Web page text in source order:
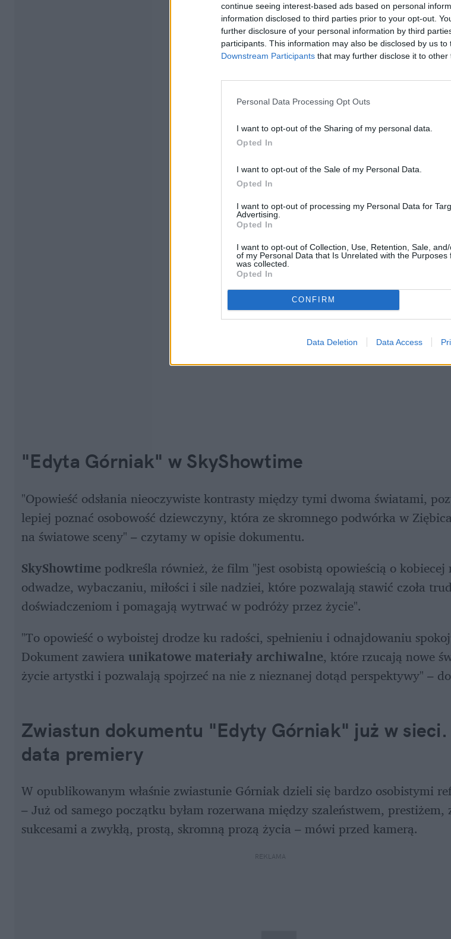
continue seeing interest-based ads based on personal
information disclosed to third parties prior to your opt-out.
further disclosure of your personal information by third
participants. This information may also be disclosed by us
Downstream Participants that may further disclose it to other
Personal Data Processing Opt Outs
I want to opt-out of the Sharing of my personal data.
Opted In
I want to opt-out of the Sale of my Personal Data.
Opted In
I want to opt-out of processing my Personal Data for
Advertising.
Opted In
I want to opt-out of Collection, Use, Retention, Sale,
of my Personal Data that Is Unrelated with the Purposes
was collected.
Opted In
CONFIRM
Data Deletion Data Access
"Edyta Górniak" w SkyShowtime
"Opowieść odsłania nieoczywiste kontrasty między tymi dwoma światami,
lepiej poznać osobowość dziewczyny, która ze skromnego podwórka w
na światowe sceny" – czytamy w opisie dokumentu.
SkyShowtime podkreśla również, że film "jest osobistą opowieścią o kobiecej
odwadze, wybaczaniu, miłości i sile nadziei, które pozwalają stawić czoła
doświadczeniom i pomagają wytrwać w podróży przez życie".
"To opowieść o wyboistej drodze ku radości, spełnieniu i odnajdowaniu
Dokument zawiera unikatowe materiały archiwalne, które rzucają nowe
życie artystki i pozwalają spojrzeć na nie z nieznanej dotąd perspektywy" –
Zwiastun dokumentu "Edyty Górniak" już w
data premiery
W opublikowanym właśnie zwiastunie Górniak dzieli się bardzo osobistymi
– Już od samego początku byłam rozerwana między szaleństwem, prestiżem,
sukcesami a zwykłą, prostą, skromną prozą życia – mówi przed kamerą.
REKLAMA